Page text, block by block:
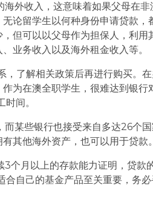
外收入，这意味着如果父母在非
论留学生以何种身份申请贷款，
但可以以父母作为担保人，利用
业务收入以及海外租金收入等。
，了解相关政策后再进行购买。
为在澳全职学生，很难达到银行
间。
某些银行也接受来自多达26个
其他海外资产，也可以用于贷款
个月以上的存款能力证明，贷款
自己的基金产品至关重要，务